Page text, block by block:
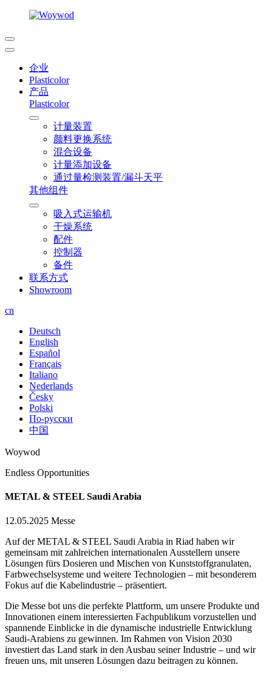
企业
Plasticolor
产品
Plasticolor
计量装置
颜料更换系统
混合设备
计量添加设备
通过量检测装置/漏斗天平
其他组件
吸入式运输机
干燥系统
配件
控制器
备件
联系方式
Showroom
cn
Deutsch
English
Español
Français
Italiano
Nederlands
Česky
Polski
По-русски
中国
Woywod
Endless Opportunities
METAL & STEEL Saudi Arabia
12.05.2025 Messe
Auf der METAL & STEEL Saudi Arabia in Riad haben wir
gemeinsam mit zahlreichen internationalen Ausstellern unsere
Lösungen fürs Dosieren und Mischen von Kunststoffgranulaten,
Farbwechselsysteme und weitere Technologien – mit besonderem
Fokus auf die Kabelindustrie – präsentiert.
Die Messe bot uns die perfekte Plattform, um unsere Produkte und
Innovationen einem interessierten Fachpublikum vorzustellen und
spannende Einblicke in die dynamische industrielle Entwicklung
Saudi-Arabiens zu gewinnen. Im Rahmen von Vision 2030
investiert das Land stark in den Ausbau seiner Industrie – und wir
freuen uns, mit unseren Lösungen dazu beitragen zu können.